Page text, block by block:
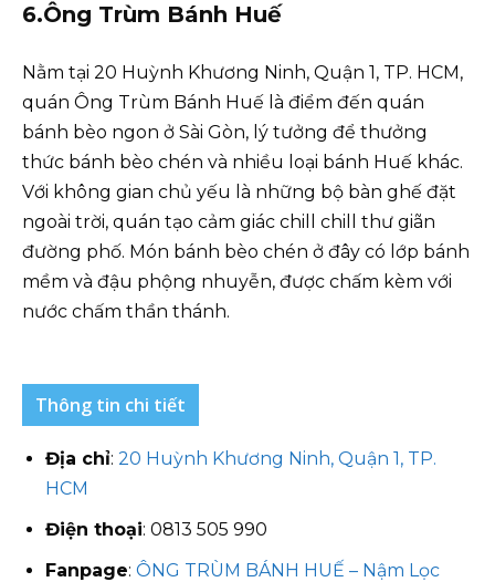
6.Ông Trùm Bánh Huế
Nằm tại 20 Huỳnh Khương Ninh, Quận 1, TP. HCM,
quán Ông Trùm Bánh Huế là điểm đến quán
bánh bèo ngon ở Sài Gòn, lý tưởng để thưởng
thức bánh bèo chén và nhiều loại bánh Huế khác.
Với không gian chủ yếu là những bộ bàn ghế đặt
ngoài trời, quán tạo cảm giác chill chill thư giãn
đường phố. Món bánh bèo chén ở đây có lớp bánh
mềm và đậu phộng nhuyễn, được chấm kèm với
nước chấm thần thánh.
Thông tin chi tiết
Địa chỉ: 20 Huỳnh Khương Ninh, Quận 1, TP.
HCM
Điện thoại: 0813 505 990
Fanpage: ÔNG TRÙM BÁNH HUẾ – Nậm Lọc